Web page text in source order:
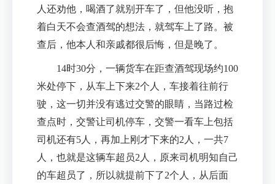
人还劝他，喝酒了就别开车了，但他没听，抱
着白天不会查酒驾的想法，就驾车上了路。被
查后，他本人和亲戚都很后悔，但是晚了。
14时30分，一辆货车在距查酒驾现场约100
米处停下，从车上下来2个人，车接着往前行
驶，这一切并没有逃过交警的眼睛，当路过检
查点时，交警让司机停车，交警一看车上包括
司机还有5人，再加上刚才下来的2人，一共7
人，也就是这辆车超员2人，原来司机明知自己
的车超员了，所以就提前下了2个人，从后面